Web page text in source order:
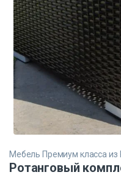
Мебель Премиум класса из
Ротанговый